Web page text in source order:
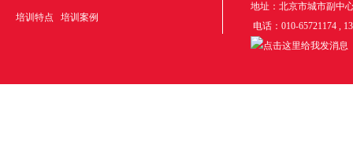
培训特点 培训案例
地址：北京市城市副中
电话：010-65721174 ,